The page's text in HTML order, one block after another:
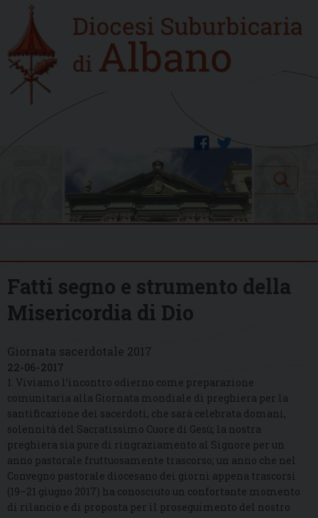
content
Home
new
twitter
facebook
Search
Fatti segno e strumento della
Misericordia di Dio
Giornata sacerdotale 2017
22-06-2017
1. Viviamo l’incontro odierno come preparazione
comunitaria alla Giornata mondiale di preghiera per la
santificazione dei sacerdoti, che sarà celebrata domani,
solennità del Sacratissimo Cuore di Gesù; la nostra
preghiera sia pure di ringraziamento al Signore per un
anno pastorale fruttuosamente trascorso; un anno che nel
Convegno pastorale diocesano dei giorni appena trascorsi
(19–21 giugno 2017) ha conosciuto un confortante momento
di rilancio e di proposta per il proseguimento del nostro